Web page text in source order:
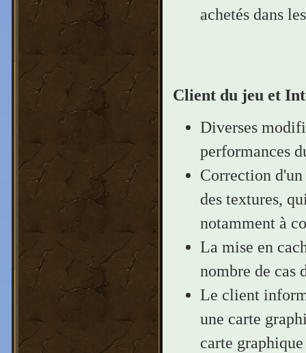
achetés dans
Client du jeu et
Diverses
performances
Correction
des textures,
notamment à
La mise en
nombre de cas
Le client
une carte
carte